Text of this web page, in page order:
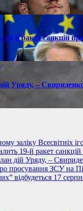
19-й ракет санкцій
Уряду, –
заліку Всесвітніх
19-й ракет
дій Уряду, –
просування ЗСУ на
відбудеться 17